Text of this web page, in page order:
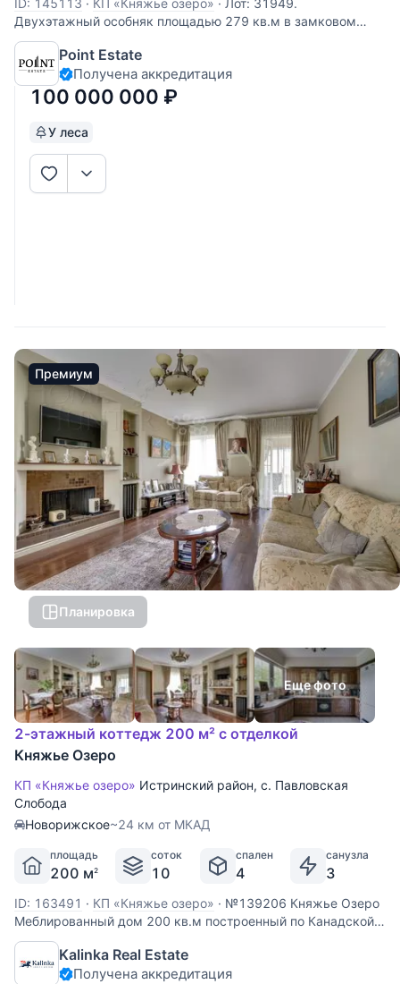
Двухэтажный особняк площадью 279 кв.м в замковом
стиле располагается на прекрасном участке размером 20
соток с летним бассейном, в окружении большого
количества хвойных деревьев, в престижном коттеджном
поселке "Княжье Озеро" на
Point Estate
Получена аккредитация
100 000 000 ₽
У леса
Премиум
Планировка
Еще фото
2-этажный коттедж 200 м² с отделкой
Княжье Озеро
КП «Княжье озеро» Истринский район, с. Павловская
Слобода
Новорижское~24 км от МКАД
площадь
200 м2
соток
10
спален
4
санузла
3
ID: 163491 · КП «Княжье озеро» · №139206 Княжье Озеро
Меблированный дом 200 кв.м построенный по Канадской
технологии на участке 10 соток в коттеджном поселке
"Княжье озеро". Планировка: 1 этаж- прихожая,
гардеробная, гостевой с/у, гостиная с камином, кухня-
Kalinka Real Estate
Получена аккредитация